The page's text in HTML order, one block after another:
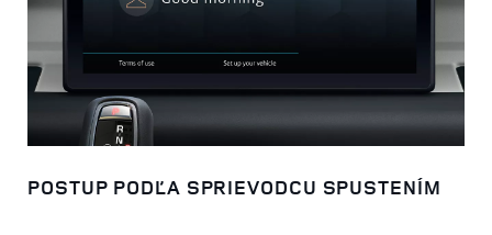
POSTUP PODĽA SPRIEVODCU SPUSTENÍM